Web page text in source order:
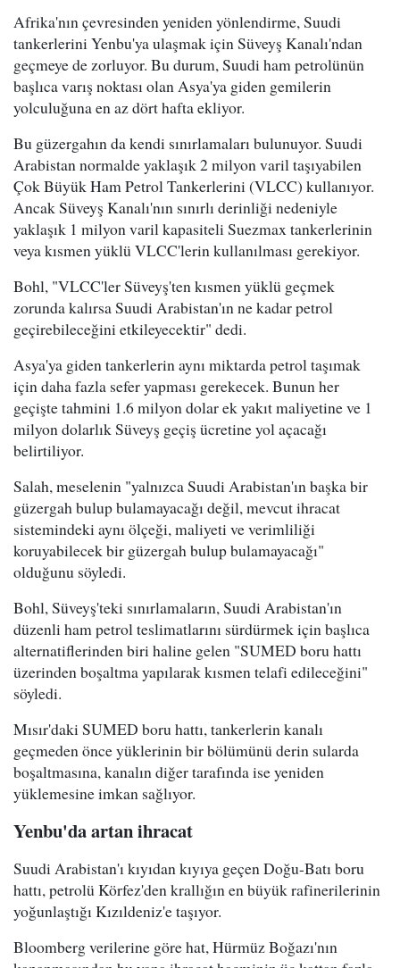
Afrika'nın çevresinden yeniden yönlendirme, Suudi
tankerlerini Yenbu'ya ulaşmak için Süveyş Kanalı'ndan
geçmeye de zorluyor. Bu durum, Suudi ham petrolünün
başlıca varış noktası olan Asya'ya giden gemilerin
yolculuğuna en az dört hafta ekliyor.
Bu güzergahın da kendi sınırlamaları bulunuyor. Suudi
Arabistan normalde yaklaşık 2 milyon varil taşıyabilen
Çok Büyük Ham Petrol Tankerlerini (VLCC) kullanıyor.
Ancak Süveyş Kanalı'nın sınırlı derinliği nedeniyle
yaklaşık 1 milyon varil kapasiteli Suezmax tankerlerinin
veya kısmen yüklü VLCC'lerin kullanılması gerekiyor.
Bohl, "VLCC'ler Süveyş'ten kısmen yüklü geçmek
zorunda kalırsa Suudi Arabistan'ın ne kadar petrol
geçirebileceğini etkileyecektir" dedi.
Asya'ya giden tankerlerin aynı miktarda petrol taşımak
için daha fazla sefer yapması gerekecek. Bunun her
geçişte tahmini 1.6 milyon dolar ek yakıt maliyetine ve 1
milyon dolarlık Süveyş geçiş ücretine yol açacağı
belirtiliyor.
Salah, meselenin "yalnızca Suudi Arabistan'ın başka bir
güzergah bulup bulamayacağı değil, mevcut ihracat
sistemindeki aynı ölçeği, maliyeti ve verimliliği
koruyabilecek bir güzergah bulup bulamayacağı"
olduğunu söyledi.
Bohl, Süveyş'teki sınırlamaların, Suudi Arabistan'ın
düzenli ham petrol teslimatlarını sürdürmek için başlıca
alternatiflerinden biri haline gelen "SUMED boru hattı
üzerinden boşaltma yapılarak kısmen telafi edileceğini"
söyledi.
Mısır'daki SUMED boru hattı, tankerlerin kanalı
geçmeden önce yüklerinin bir bölümünü derin sularda
boşaltmasına, kanalın diğer tarafında ise yeniden
yüklemesine imkan sağlıyor.
Yenbu'da artan ihracat
Suudi Arabistan'ı kıyıdan kıyıya geçen Doğu-Batı boru
hattı, petrolü Körfez'den krallığın en büyük rafinerilerinin
yoğunlaştığı Kızıldeniz'e taşıyor.
Bloomberg verilerine göre hat, Hürmüz Boğazı'nın